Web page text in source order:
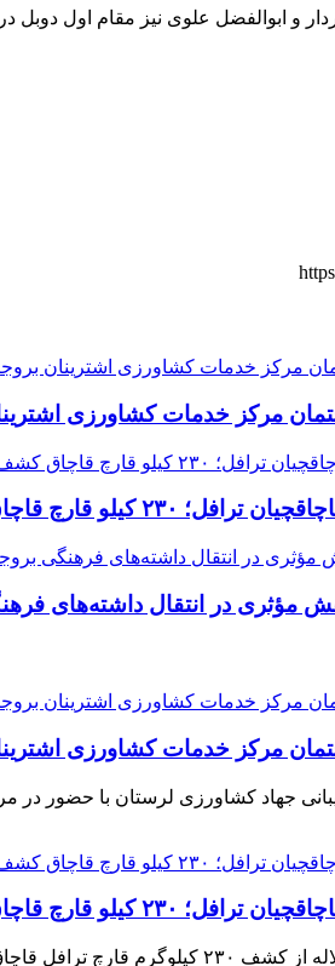
علوی نیز مقام اول دوبل در رده سنی ۱۸ سال
مرکز خدمات کشاورزی
کیلو قارچ قاچاق کشف شد
مؤثری در انتقال داشته‌های
مرکز خدمات کشاورزی
جهاد کشاورزی لرستان با حضور
کیلو قارچ قاچاق کشف شد
خبر داد و گفت: در این عملیات یک متهم دستگیر شد.